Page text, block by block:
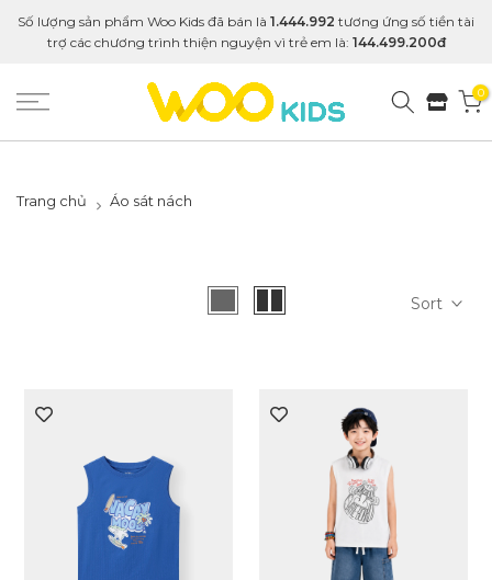
Số lượng sản phẩm Woo Kids đã bán là 1.444.992 tương ứng số tiền tài
trợ các chương trình thiện nguyện vì trẻ em là: 144.499.200đ
0
Trang chủ Áo sát nách
Sort